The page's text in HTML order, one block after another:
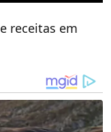
receitas em